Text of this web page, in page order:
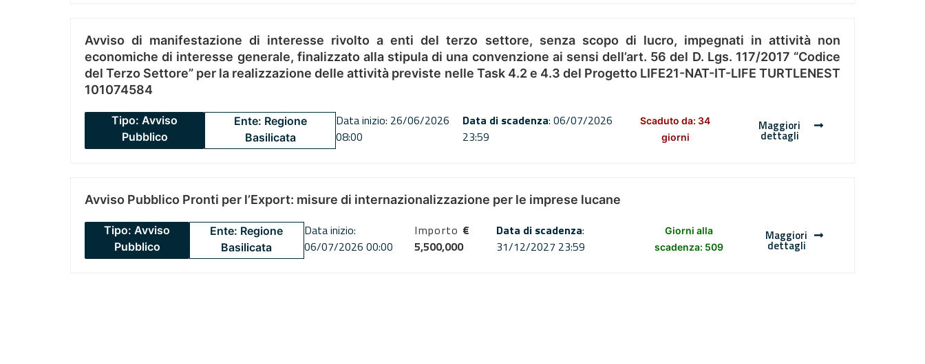
Avviso di manifestazione di interesse rivolto a enti del terzo settore, senza scopo di lucro, impegnati in attività non
economiche di interesse generale, finalizzato alla stipula di una convenzione ai sensi dell’art. 56 del D. Lgs. 117/2017 “Codice
del Terzo Settore” per la realizzazione delle attività previste nelle Task 4.2 e 4.3 del Progetto LIFE21-NAT-IT-LIFE TURTLENEST
101074584
Tipo: Avviso
Pubblico
Ente: Regione
Basilicata
Data inizio: 26/06/2026
08:00
Data di scadenza: 06/07/2026
23:59
Scaduto da: 34
giorni
Maggiori
dettagli
Avviso Pubblico Pronti per l’Export: misure di internazionalizzazione per le imprese lucane
Tipo: Avviso
Pubblico
Ente: Regione
Basilicata
Data inizio:
06/07/2026 00:00
Importo €
5,500,000
Data di scadenza:
31/12/2027 23:59
Giorni alla
scadenza: 509
Maggiori
dettagli